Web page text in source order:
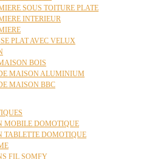
SOUS TOITURE PLATE
INTERIEUR
PLAT AVEC VELUX
BOIS
MAISON ALUMINIUM
MAISON BBC
MOBILE DOMOTIQUE
TABLETTE DOMOTIQUE
FIL SOMFY